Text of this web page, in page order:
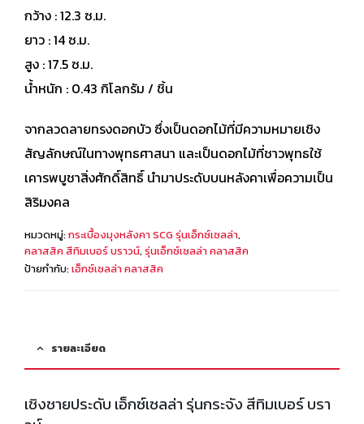
กว้าง : 12.3 ซ.ม.
ยาว : 14 ซ.ม.
สูง : 17.5 ซ.ม.
น้ำหนัก : 0.43 กิโลกรัม / ชิ้น
จากลวดลายทรงดอกบัว ซึ่งเป็นดอกไม้ที่มีความหมายเชิง
สัญลักษณ์ในทางพุทธศาสนา และเป็นดอกไม้ที่ชาวพุทธใช้
เคารพบูชาสิ่งศักดิ์สิทธิ์ นำมาประดับบนหลังคาเพื่อความเป็น
สิริมงคล
หมวดหมู่:กระเบื้องมุงหลังคา SCG รุ่นเอ็กซ์เซลล่า,
คลาสสิค สีทิมเบอร์ บราวน์, รุ่นเอ็กซ์เซลล่า คลาสสิค
ป้ายกำกับ:เอ็กซ์เซลล่า คลาสสิค
รายละเอียด
เชิงชายประดับ เอ็กซ์เซลล่า รุ่นกระจัง สีทิมเบอร์ บรา